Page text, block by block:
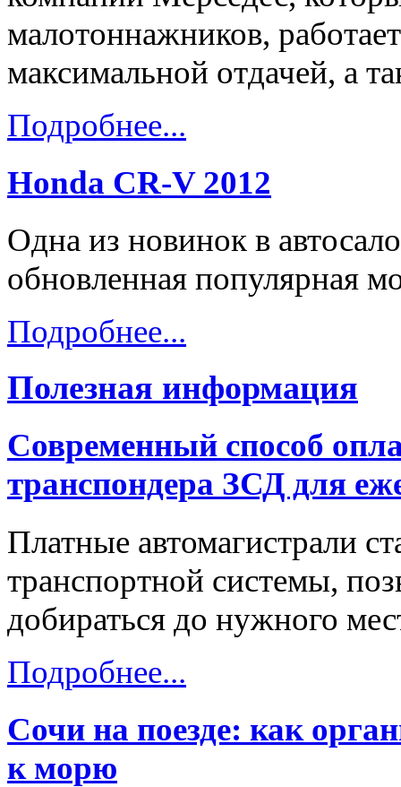
малотоннажников,
максимальной отдачей, а
Подробнее...
Honda CR-V 2012
Одна из новинок в
обновленная популярная
Подробнее...
Полезная информация
Современный способ
транспондера ЗСД для
Платные автомагистрали
транспортной системы,
добираться до нужного
Подробнее...
Сочи на поезде: как
к морю